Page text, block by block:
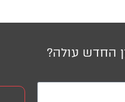
החדש עולה?